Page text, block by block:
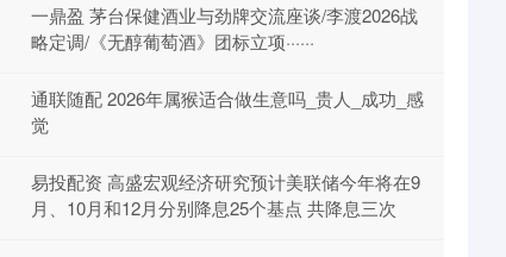
一鼎盈 茅台保健酒业与劲牌交流座谈/李渡2026战
略定调/《无醇葡萄酒》团标立项······
通联随配 2026年属猴适合做生意吗_贵人_成功_感
觉
易投配资 高盛宏观经济研究预计美联储今年将在9
月、10月和12月分别降息25个基点 共降息三次